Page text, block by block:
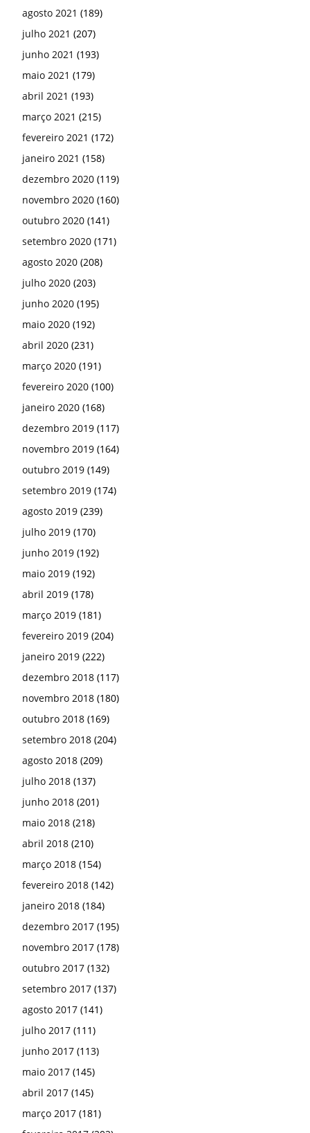
agosto 2021 (189)
julho 2021 (207)
junho 2021 (193)
maio 2021 (179)
abril 2021 (193)
março 2021 (215)
fevereiro 2021 (172)
janeiro 2021 (158)
dezembro 2020 (119)
novembro 2020 (160)
outubro 2020 (141)
setembro 2020 (171)
agosto 2020 (208)
julho 2020 (203)
junho 2020 (195)
maio 2020 (192)
abril 2020 (231)
março 2020 (191)
fevereiro 2020 (100)
janeiro 2020 (168)
dezembro 2019 (117)
novembro 2019 (164)
outubro 2019 (149)
setembro 2019 (174)
agosto 2019 (239)
julho 2019 (170)
junho 2019 (192)
maio 2019 (192)
abril 2019 (178)
março 2019 (181)
fevereiro 2019 (204)
janeiro 2019 (222)
dezembro 2018 (117)
novembro 2018 (180)
outubro 2018 (169)
setembro 2018 (204)
agosto 2018 (209)
julho 2018 (137)
junho 2018 (201)
maio 2018 (218)
abril 2018 (210)
março 2018 (154)
fevereiro 2018 (142)
janeiro 2018 (184)
dezembro 2017 (195)
novembro 2017 (178)
outubro 2017 (132)
setembro 2017 (137)
agosto 2017 (141)
julho 2017 (111)
junho 2017 (113)
maio 2017 (145)
abril 2017 (145)
março 2017 (181)